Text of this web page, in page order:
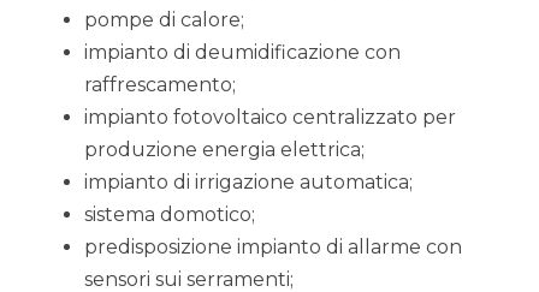
pompe di calore;
impianto di deumidificazione con
raffrescamento;
impianto fotovoltaico centralizzato per
produzione energia elettrica;
impianto di irrigazione automatica;
sistema domotico;
predisposizione impianto di allarme con
sensori sui serramenti;